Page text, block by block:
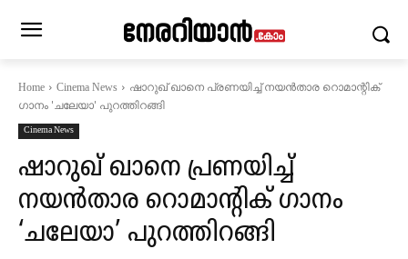
Home Cinema News
ഷാറുഖ് ഖാനെ പ്രണയിച്ച് നയന്‍താര റൊമാന്റിക്
ഗാനം 'ചലേയാ' പുറത്തിറങ്ങി
Cinema News
ഷാറുഖ് ഖാനെ പ്രണയിച്ച്
നയന്‍താര റൊമാന്റിക് ഗാനം
‘ചലേയാ’ പുറത്തിറങ്ങി